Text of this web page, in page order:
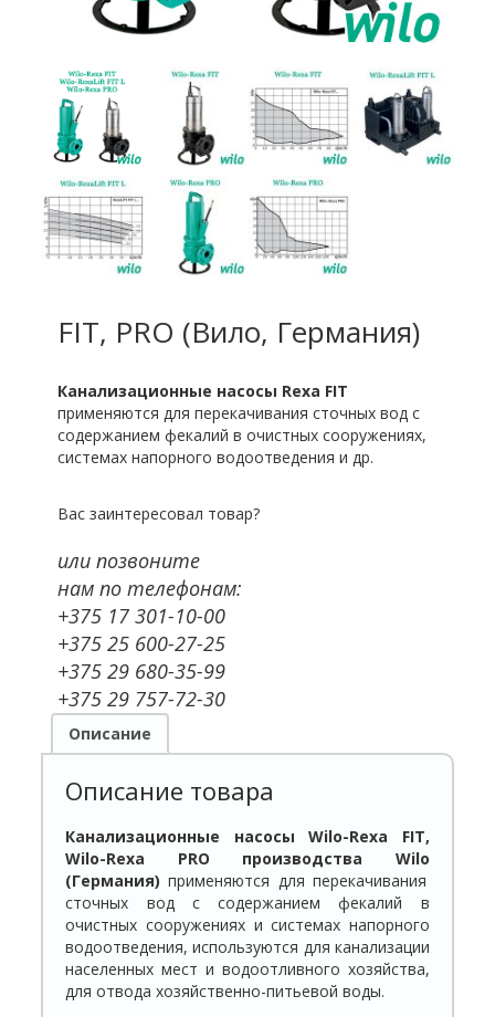
FIT, PRO (Вило, Германия)
Канализационные насосы Rexa FIT
применяются для перекачивания сточных вод с
содержанием фекалий в очистных сооружениях,
системах напорного водоотведения и др.
Вас заинтересовал товар?
или позвоните
нам по телефонам:
+375 17 301-10-00
+375 25 600-27-25
+375 29 680-35-99
+375 29 757-72-30
Описание
Описание товара
Канализационные насосы Wilo-Rexa FIT,
Wilo-Rexa PRO производства Wilo
(Германия)применяются для перекачивания
сточных вод с содержанием фекалий в
очистных сооружениях и системах напорного
водоотведения, используются для канализации
населенных мест и водоотливного хозяйства,
для отвода хозяйственно-питьевой воды.